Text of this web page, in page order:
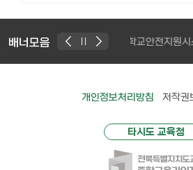
배너모음
플랫폼 학교안전지원시스템 어린이
개인정보처리방침 저작권
타시도 교육청